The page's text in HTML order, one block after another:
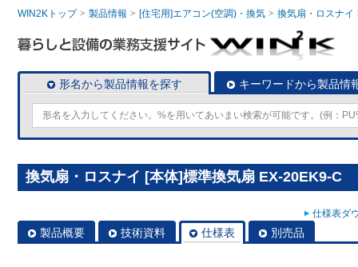
WIN2Kトップ 製品情報 [住宅用]エアコン(空調)・換気 換気扇・ロスナイ
形名から製品情報を探す キーワードから製品情
換気扇・ロスナイ [本体]標準換気扇 EX-20EK9-C
仕様表ダ
製品概要 技術資料 仕様表 別売品